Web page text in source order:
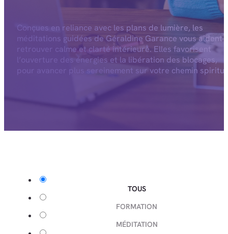
Conçues en reliance avec les plans de lumière, les
méditations guidées de Géraldine Garance vous aident
retrouver calme et clarté intérieure. Elles favorisent
l’ouverture des énergies et la libération des blocages,
pour avancer plus sereinement sur votre chemin
TOUS
FORMATION
MÉDITATION